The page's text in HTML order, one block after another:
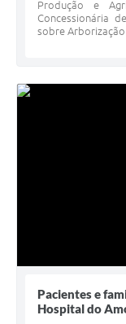
Produção e
Concessionária
sobre Arborização
Pacientes e
Hospital do